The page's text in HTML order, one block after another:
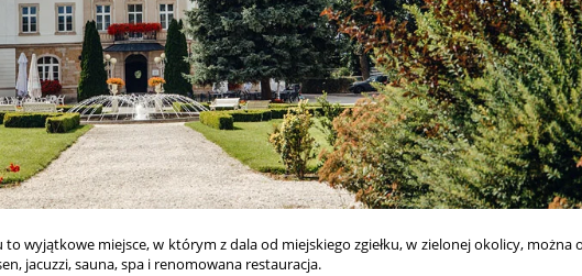
to wyjątkowe miejsce, w którym z dala od miejskiego zgiełku, w zielonej okolicy,
jacuzzi, sauna, spa i renomowana restauracja.